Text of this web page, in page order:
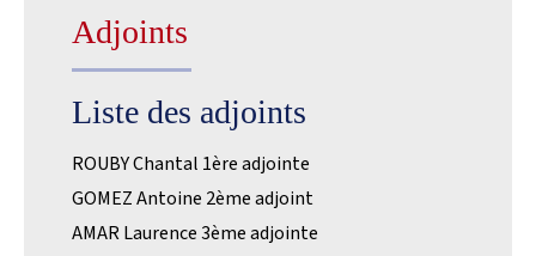
Adjoints
Liste des adjoints
ROUBY Chantal 1ère adjointe
GOMEZ Antoine 2ème adjoint
AMAR Laurence 3ème adjointe